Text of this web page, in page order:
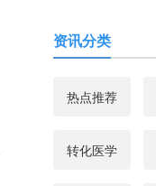
资讯分类
热点推荐
转化医学